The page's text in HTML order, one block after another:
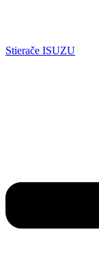
Stierače ISUZU